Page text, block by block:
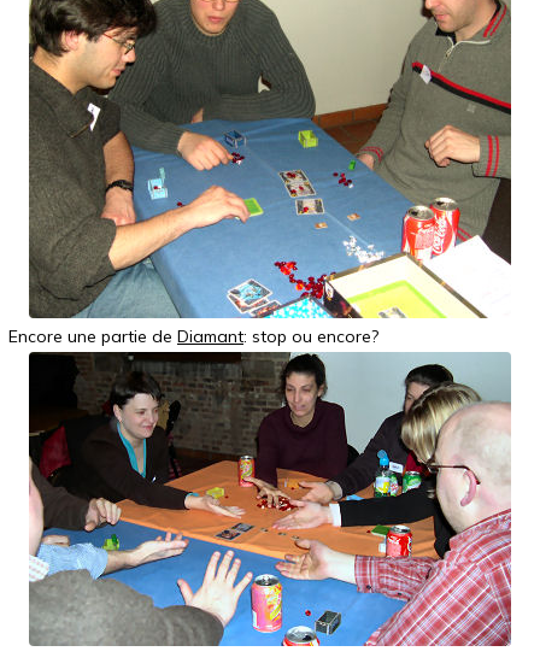
Encore une partie de Diamant: stop ou encore?